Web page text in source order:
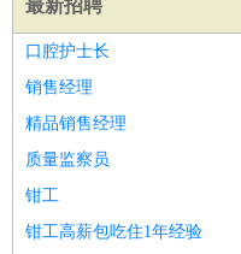
最新招聘
口腔护士长
销售经理
精品销售经理
质量监察员
钳工
钳工高薪包吃住1年经验